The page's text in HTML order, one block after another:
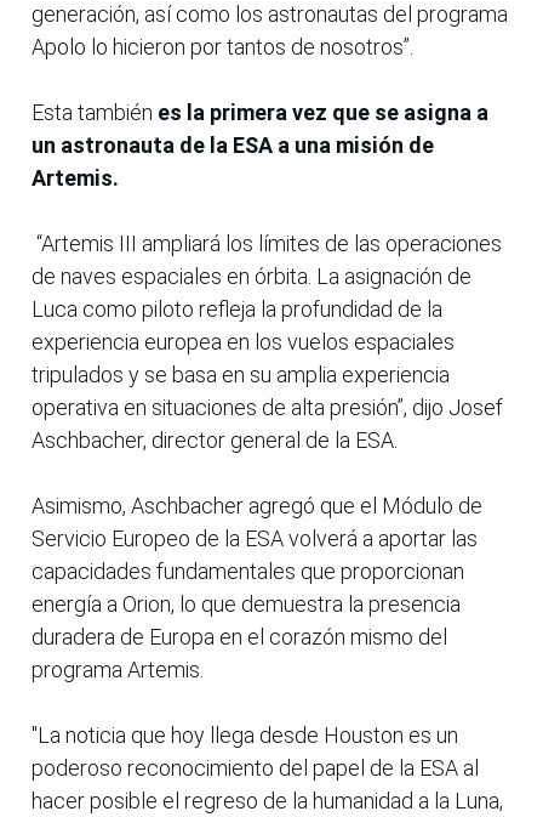
generación, así como los astronautas del programa
Apolo lo hicieron por tantos de nosotros”.
Esta también es la primera vez que se asigna a
un astronauta de la ESA a una misión de
Artemis.
“Artemis III ampliará los límites de las operaciones
de naves espaciales en órbita. La asignación de
Luca como piloto refleja la profundidad de la
experiencia europea en los vuelos espaciales
tripulados y se basa en su amplia experiencia
operativa en situaciones de alta presión”, dijo Josef
Aschbacher, director general de la ESA.
Asimismo, Aschbacher agregó que el Módulo de
Servicio Europeo de la ESA volverá a aportar las
capacidades fundamentales que proporcionan
energía a Orion, lo que demuestra la presencia
duradera de Europa en el corazón mismo del
programa Artemis.
"La noticia que hoy llega desde Houston es un
poderoso reconocimiento del papel de la ESA al
hacer posible el regreso de la humanidad a la Luna,